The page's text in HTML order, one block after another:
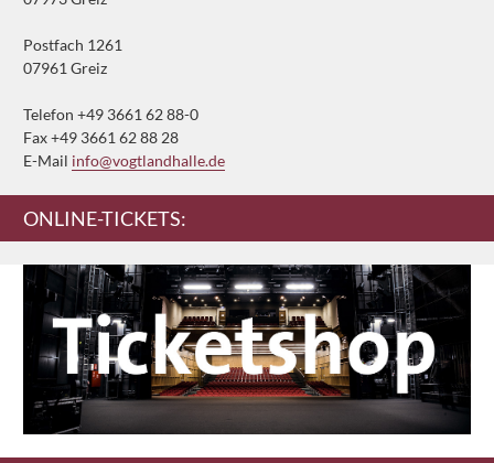
Postfach 1261
07961 Greiz
Telefon +49 3661 62 88-0
Fax +49 3661 62 88 28
E-Mail info@vogtlandhalle.de
ONLINE-TICKETS: